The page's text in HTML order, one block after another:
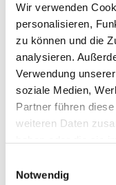
Wir verwenden
personalisieren,
zu können und die
analysieren.
Verwendung
soziale Medien,
Partner führen
weiteren Daten
Notwendig
Vielfältige